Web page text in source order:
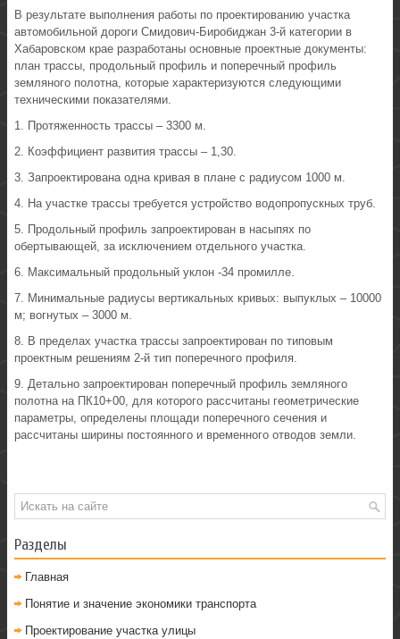
В результате выполнения работы по проектированию участка
автомобильной дороги Смидович-Биробиджан 3-й категории в
Хабаровском крае разработаны основные проектные документы:
план трассы, продольный профиль и поперечный профиль
земляного полотна, которые характеризуются следующими
техническими показателями.
1. Протяженность трассы – 3300 м.
2. Коэффициент развития трассы – 1,30.
3. Запроектирована одна кривая в плане с радиусом 1000 м.
4. На участке трассы требуется устройство водопропускных труб.
5. Продольный профиль запроектирован в насыпях по
обертывающей, за исключением отдельного участка.
6. Максимальный продольный уклон -34 промилле.
7. Минимальные радиусы вертикальных кривых: выпуклых – 10000
м; вогнутых – 3000 м.
8. В пределах участка трассы запроектирован по типовым
проектным решениям 2-й тип поперечного профиля.
9. Детально запроектирован поперечный профиль земляного
полотна на ПК10+00, для которого рассчитаны геометрические
параметры, определены площади поперечного сечения и
рассчитаны ширины постоянного и временного отводов земли.
Разделы
Главная
Понятие и значение экономики транспорта
Проектирование участка улицы